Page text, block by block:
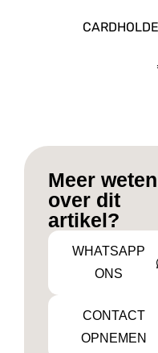
Meer weten
over dit
artikel?
WHATSAPP
ONS
CONTACT
OPNEMEN